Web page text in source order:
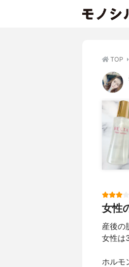
TOP
女性
産後の
女性は
ホルモ